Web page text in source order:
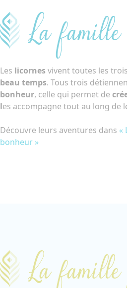
La famille
Les licornesvivent toutes les
beau temps. Tous trois
bonheur, celle qui permet de
les accompagne tout au long de
Découvre leurs aventures dans «
bonheur »
La famille